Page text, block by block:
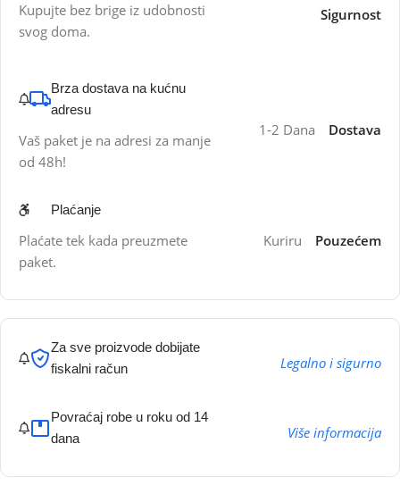
Kupujte bez brige iz udobnosti
svog doma.
Sigurnost
Brza dostava na kućnu
adresu
Vaš paket je na adresi za manje
od 48h!
1-2 Dana Dostava
Plaćanje
Plaćate tek kada preuzmete
paket.
Kuriru Pouzećem
Za sve proizvode dobijate
fiskalni račun
Legalno i sigurno
Povraćaj robe u roku od 14
dana
Više informacija